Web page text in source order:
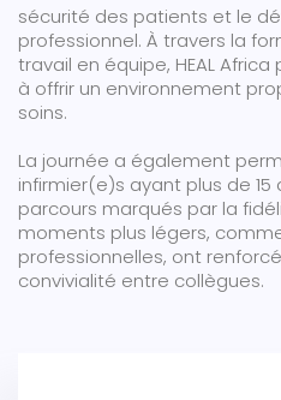
sécurité des patients et le
professionnel. À travers la
travail en équipe, HEAL
à offrir un environnement
soins.
La journée a également
infirmier(e)s ayant plus de
parcours marqués par la
moments plus légers,
professionnelles, ont
convivialité entre collègues.